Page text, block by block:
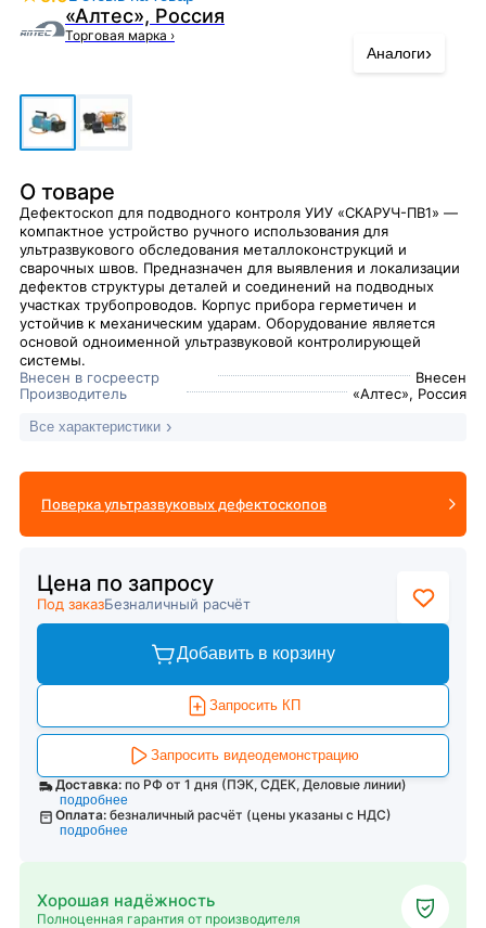
«Алтес», Россия
Торговая марка ›
Аналоги›
О товаре
Дефектоскоп для подводного контроля УИУ «СКАРУЧ-ПВ1» —
компактное устройство ручного использования для
ультразвукового обследования металлоконструкций и
сварочных швов. Предназначен для выявления и локализации
дефектов структуры деталей и соединений на подводных
участках трубопроводов. Корпус прибора герметичен и
устойчив к механическим ударам. Оборудование является
основой одноименной ультразвуковой контролирующей
системы.
Внесен в госреестр
Внесен
Производитель
«Алтес», Россия
Все характеристики
Поверка ультразвуковых дефектоскопов
Цена по запросу
Под заказБезналичный расчёт
Добавить в корзину
Запросить КП
Запросить видеодемонстрацию
Доставка: по РФ от 1 дня (ПЭК, СДЕК, Деловые линии)
подробнее
Оплата: безналичный расчёт (цены указаны с НДС)
подробнее
Хорошая надёжность
Полноценная гарантия от производителя